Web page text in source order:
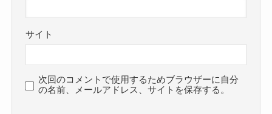
サイト
次回のコメントで使用するためブラウザーに自分
の名前、メールアドレス、サイトを保存する。